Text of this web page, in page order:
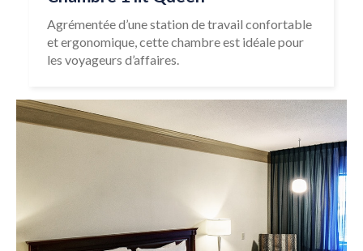
Agrémentée d’une station de travail confortable
et ergonomique, cette chambre est idéale pour
les voyageurs d’affaires.